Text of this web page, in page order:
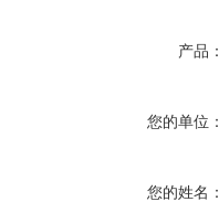
产品：
您的单位：
您的姓名：